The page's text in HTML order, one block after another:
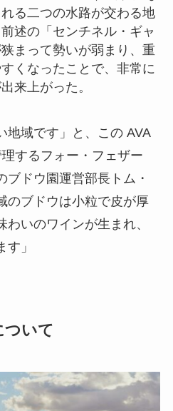
る二つの水路が交わる地
述の「センチネル・ギャ
まって勢いが弱まり、重
くなったことで、非常に
来上がった。
地域です」と、この AVA
するフォー・フェザー
ブドウ園運営部長トム・
のブドウは小粒で皮が厚
いのワインが生まれ、
」
ついて